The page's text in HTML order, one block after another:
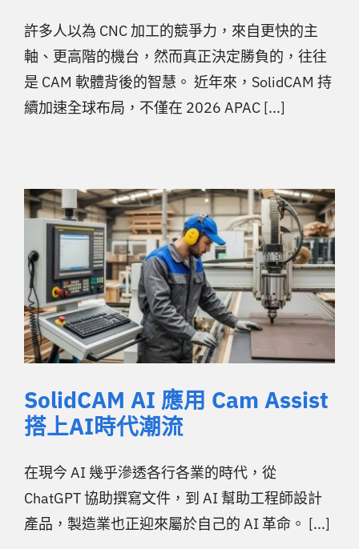
許多人以為 CNC 加工的競爭力，來自更快的主
軸、更高階的機台，然而真正決定勝負的，往往
是 CAM 軟體背後的智慧。 近年來，SolidCAM 持
續加速全球布局，不僅在 2026 APAC [...]
SolidCAM AI 應用 Cam Assist
搭上AI時代潮流
在現今 AI 幾乎滲透各行各業的時代，從
ChatGPT 協助撰寫文件，到 AI 幫助工程師設計
產品，製造業也正迎來屬於自己的 AI 革命。 [...]